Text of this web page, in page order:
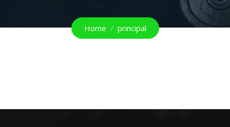
Home principal